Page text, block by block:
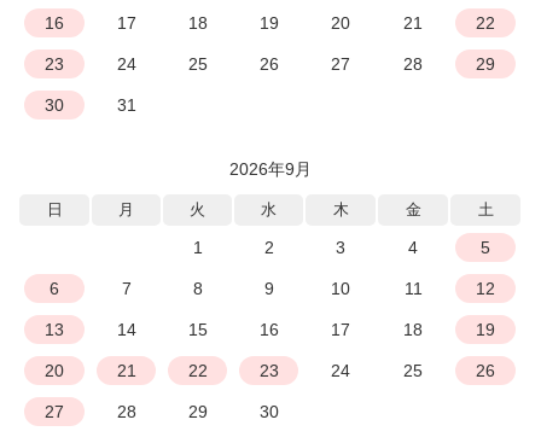
16 17 18 19 20 21 22
23 24 25 26 27 28 29
30 31
2026年9月
日 月 火 水 木 金 土
1 2 3 4 5
6 7 8 9 10 11 12
13 14 15 16 17 18 19
20 21 22 23 24 25 26
27 28 29 30